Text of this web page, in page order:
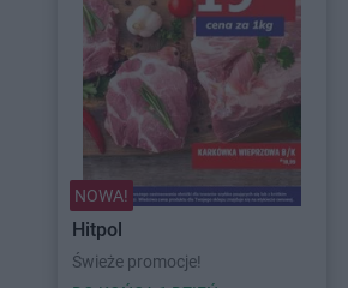
NOWA!
Hitpol
Świeże promocje!